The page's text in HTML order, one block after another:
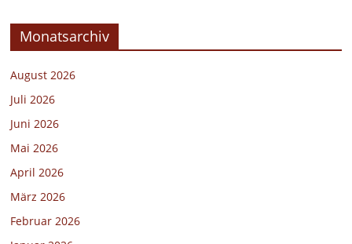
Monatsarchiv
August 2026
Juli 2026
Juni 2026
Mai 2026
April 2026
März 2026
Februar 2026